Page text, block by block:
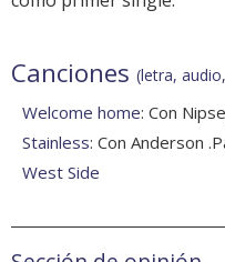
Canciones (letra,
Welcome home: Con
Stainless: Con Anderson
West Side